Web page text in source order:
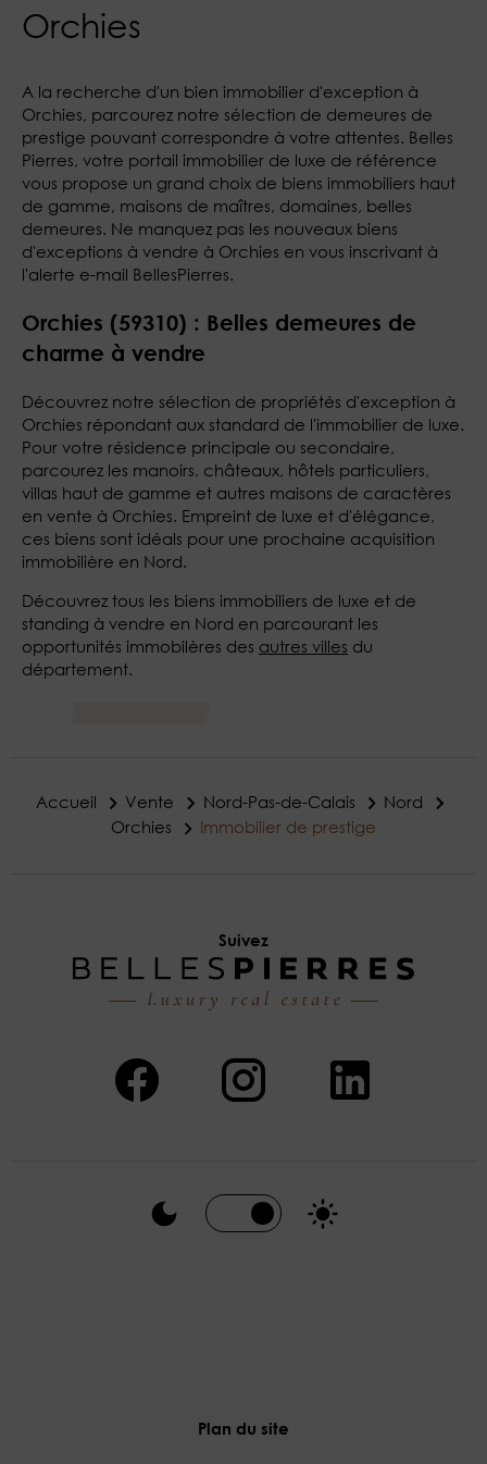
Orchies
A la recherche d'un bien immobilier d'exception à
Orchies, parcourez notre sélection de demeures de
prestige pouvant correspondre à votre attentes. Belles
Pierres, votre portail immobilier de luxe de référence
vous propose un grand choix de biens immobiliers haut
de gamme, maisons de maîtres, domaines, belles
demeures. Ne manquez pas les nouveaux biens
d'exceptions à vendre à Orchies en vous inscrivant à
l'alerte e-mail BellesPierres.
Orchies (59310) : Belles demeures de
charme à vendre
Découvrez notre sélection de propriétés d'exception à
Orchies répondant aux standard de l'immobilier de luxe.
Pour votre résidence principale ou secondaire,
parcourez les manoirs, châteaux, hôtels particuliers,
villas haut de gamme et autres maisons de caractères
en vente à Orchies. Empreint de luxe et d'élégance,
ces biens sont idéals pour une prochaine acquisition
immobilière en Nord.
Découvrez tous les biens immobiliers de luxe et de
standing à vendre en Nord en parcourant les
opportunités immobilères des autres villes du
département.
Accueil Vente Nord-Pas-de-Calais
Nord
Orchies
Immobilier de prestige
Suivez
Plan du site